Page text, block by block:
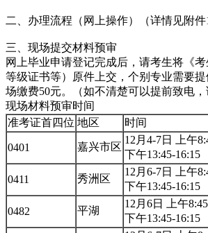
二、办理流程（网上操作）（详情见附件
三、现场提交材料预审
网上毕业申请登记完成后，请考生将《
等级证书等）原件上交，个别专业需要
场缴费50元。（如不清楚可以提前致电
现场材料预审时间
准考证首四位 地区 时间
0401 嘉兴市区
12月4-7日 上午
下午13:45-16:15
0411 秀洲区
12月6-7日 上午
下午13:45-16:15
0482 平湖
12月6日 上午
下午13:45-16:15